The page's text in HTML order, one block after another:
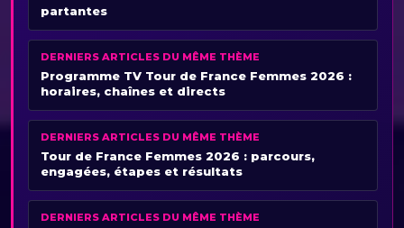
partantes
DERNIERS ARTICLES DU MÊME THÈME
Programme TV Tour de France Femmes 2026 :
horaires, chaînes et directs
DERNIERS ARTICLES DU MÊME THÈME
Tour de France Femmes 2026 : parcours,
engagées, étapes et résultats
DERNIERS ARTICLES DU MÊME THÈME